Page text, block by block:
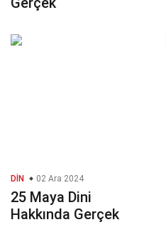
DIN 02 Ara 2024
25 Maya Dini
Hakkında Gerçek